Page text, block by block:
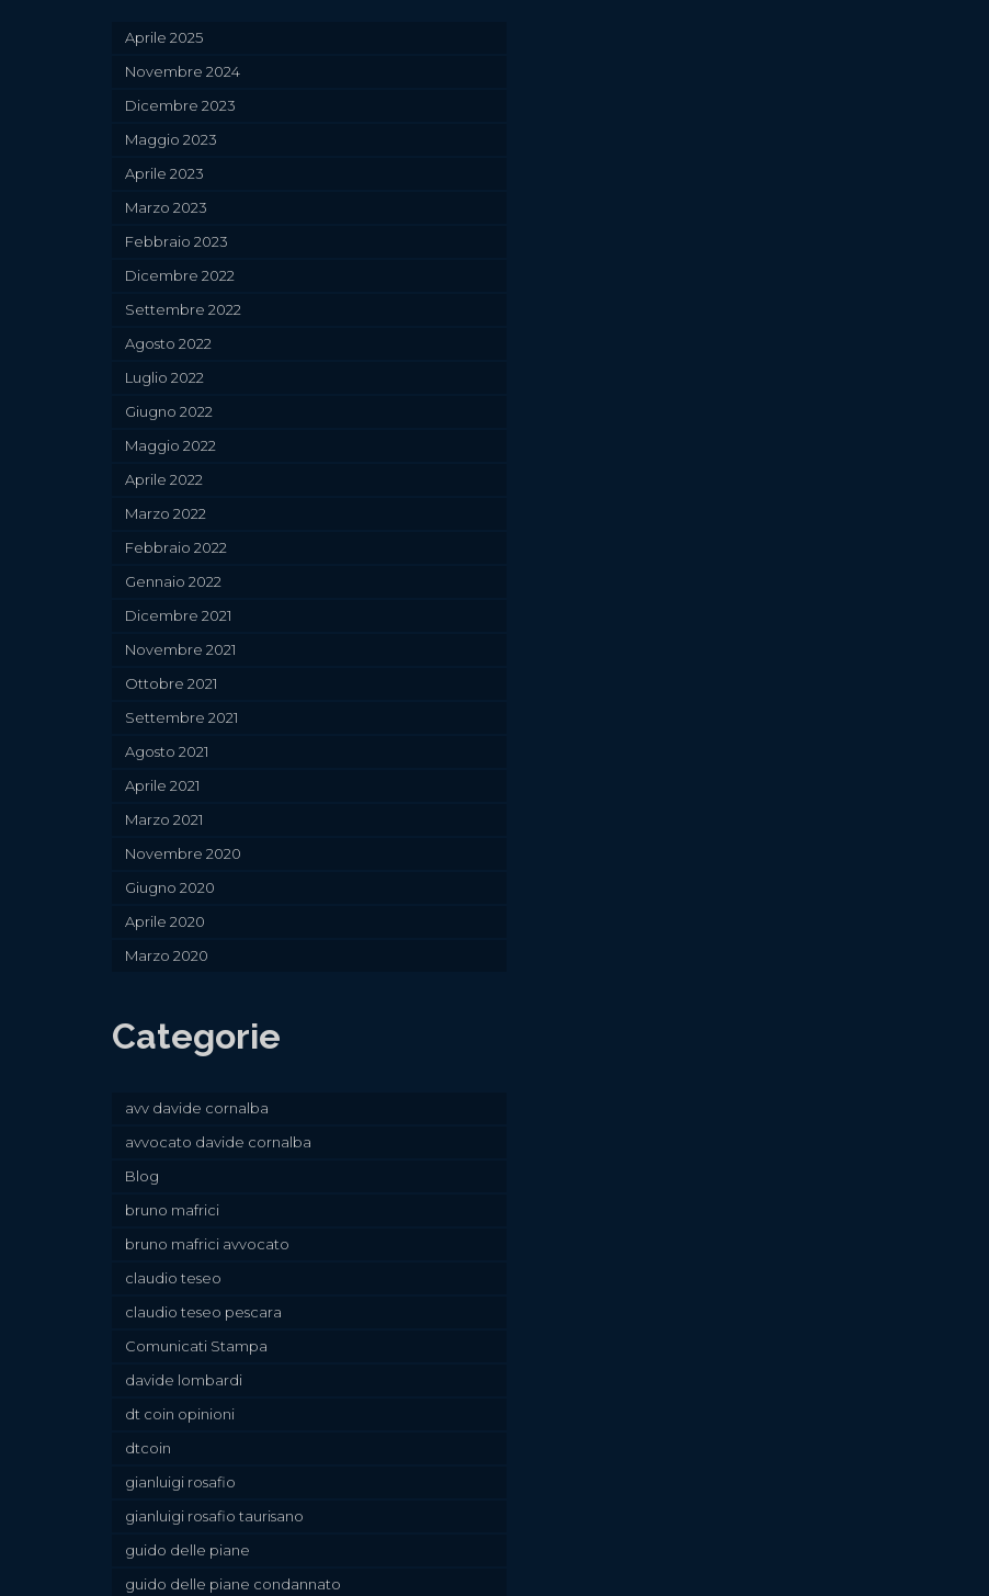
Aprile 2025
Novembre 2024
Dicembre 2023
Maggio 2023
Aprile 2023
Marzo 2023
Febbraio 2023
Dicembre 2022
Settembre 2022
Agosto 2022
Luglio 2022
Giugno 2022
Maggio 2022
Aprile 2022
Marzo 2022
Febbraio 2022
Gennaio 2022
Dicembre 2021
Novembre 2021
Ottobre 2021
Settembre 2021
Agosto 2021
Aprile 2021
Marzo 2021
Novembre 2020
Giugno 2020
Aprile 2020
Marzo 2020
Categorie
avv davide cornalba
avvocato davide cornalba
Blog
bruno mafrici
bruno mafrici avvocato
claudio teseo
claudio teseo pescara
Comunicati Stampa
davide lombardi
dt coin opinioni
dtcoin
gianluigi rosafio
gianluigi rosafio taurisano
guido delle piane
guido delle piane condannato